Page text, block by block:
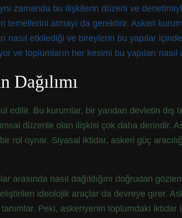
zamanda bu ilişkilerin düzeni ve
temellerini atmayı da gerektirir. Askeri
etkilediği ve bireylerin bu yapılar
toplumların her kesimi bu yapıları nasıl
edilir. Bu kurumlar, bir yandan devletin dış
düzenle olan ilişkisi çok daha derindir.
rol oynar. Siyasal iktidar, askeri güç
arasında nasıl dağıldığını doğrudan
ideolojik araçlar da devreye girer.
Peki, askeriyenin toplumdaki